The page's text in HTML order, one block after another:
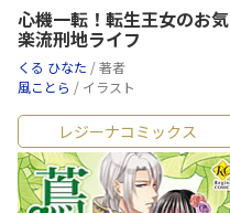
心機一転！転生王女のお気
楽流刑地ライフ
くる ひなた / 著者
風ことら / イラスト
レジーナコミックス